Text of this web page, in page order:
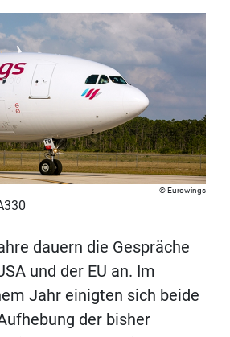
Eurowings
dauern die Gespräche
und der EU an. Im
Jahr einigten sich beide
der bisher